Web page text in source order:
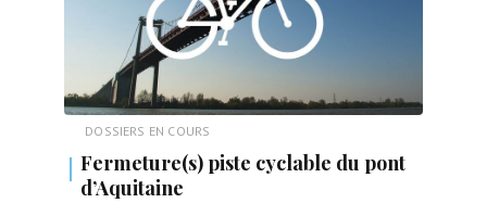
DOSSIERS EN COURS
Fermeture(s) piste cyclable du pont
d’Aquitaine